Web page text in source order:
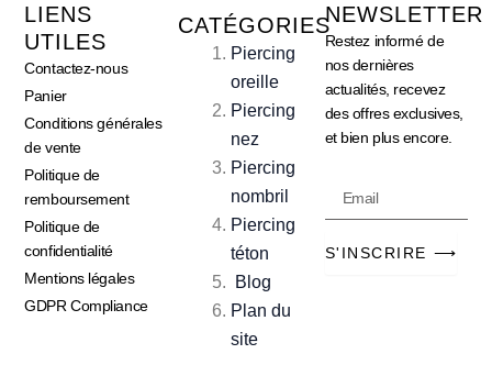
LIENS
UTILES
Contactez-nous
Panier
Conditions générales
de vente
Politique de
remboursement
Politique de
confidentialité
Mentions légales
GDPR Compliance
CATÉGORIES
Piercing
oreille
Piercing
nez
Piercing
nombril
Piercing
téton
Blog
Plan du
site
NEWSLETTER
Restez informé de
nos dernières
actualités, recevez
des offres exclusives,
et bien plus encore.
S'INSCRIRE ⟶